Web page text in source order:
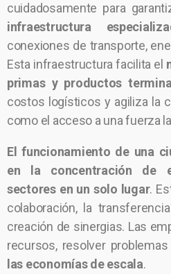
cuidadosamente para
infraestructura
conexiones de transporte,
Esta infraestructura facilita el
primas y productos
costos logísticos y agiliza la
como el acceso a una fuerza
El funcionamiento de una
en la concentración de
sectores en un solo lugar.
colaboración, la
creación de sinergias. Las
recursos, resolver
las economías de escala.